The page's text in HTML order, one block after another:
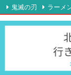
鬼滅の刃 ラーメ
Instagram